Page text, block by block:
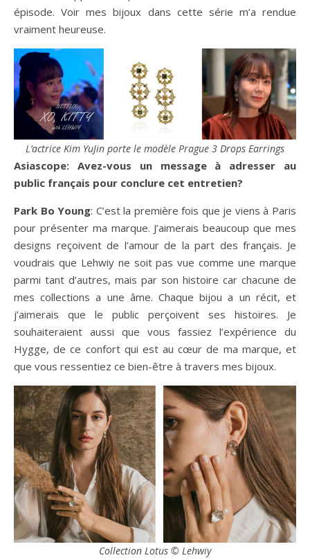
épisode. Voir mes bijoux dans cette série m’a rendue
vraiment heureuse.
L’actrice Kim YuJin porte le modèle Prague 3 Drops Earrings
Asiascope: Avez-vous un message à adresser au
public français pour conclure cet entretien?
Park Bo Young: C’est la première fois que je viens à Paris
pour présenter ma marque. J’aimerais beaucoup que mes
designs reçoivent de l’amour de la part des français. Je
voudrais que Lehwiy ne soit pas vue comme une marque
parmi tant d’autres, mais par son histoire car chacune de
mes collections a une âme. Chaque bijou a un récit, et
j’aimerais que le public perçoivent ses histoires. Je
souhaiteraient aussi que vous fassiez l’expérience du
Hygge, de ce confort qui est au cœur de ma marque, et
que vous ressentiez ce bien-être à travers mes bijoux.
Collection Lotus © Lehwiy